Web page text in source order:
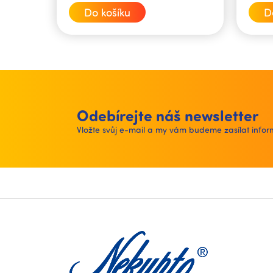
cena:Do košíku
cena:
Odebírejte náš newsletter
Vložte svůj e-mail a my vám budeme zasílat
p